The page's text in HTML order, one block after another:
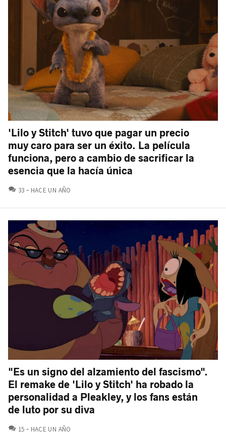
'Lilo y Stitch' tuvo que pagar un precio
muy caro para ser un éxito. La película
funciona, pero a cambio de sacrificar la
esencia que la hacía única
33 COMENTARIOS
HACE UN AÑO
"Es un signo del alzamiento del fascismo".
El remake de 'Lilo y Stitch' ha robado la
personalidad a Pleakley, y los fans están
de luto por su diva
15 COMENTARIOS
HACE UN AÑO